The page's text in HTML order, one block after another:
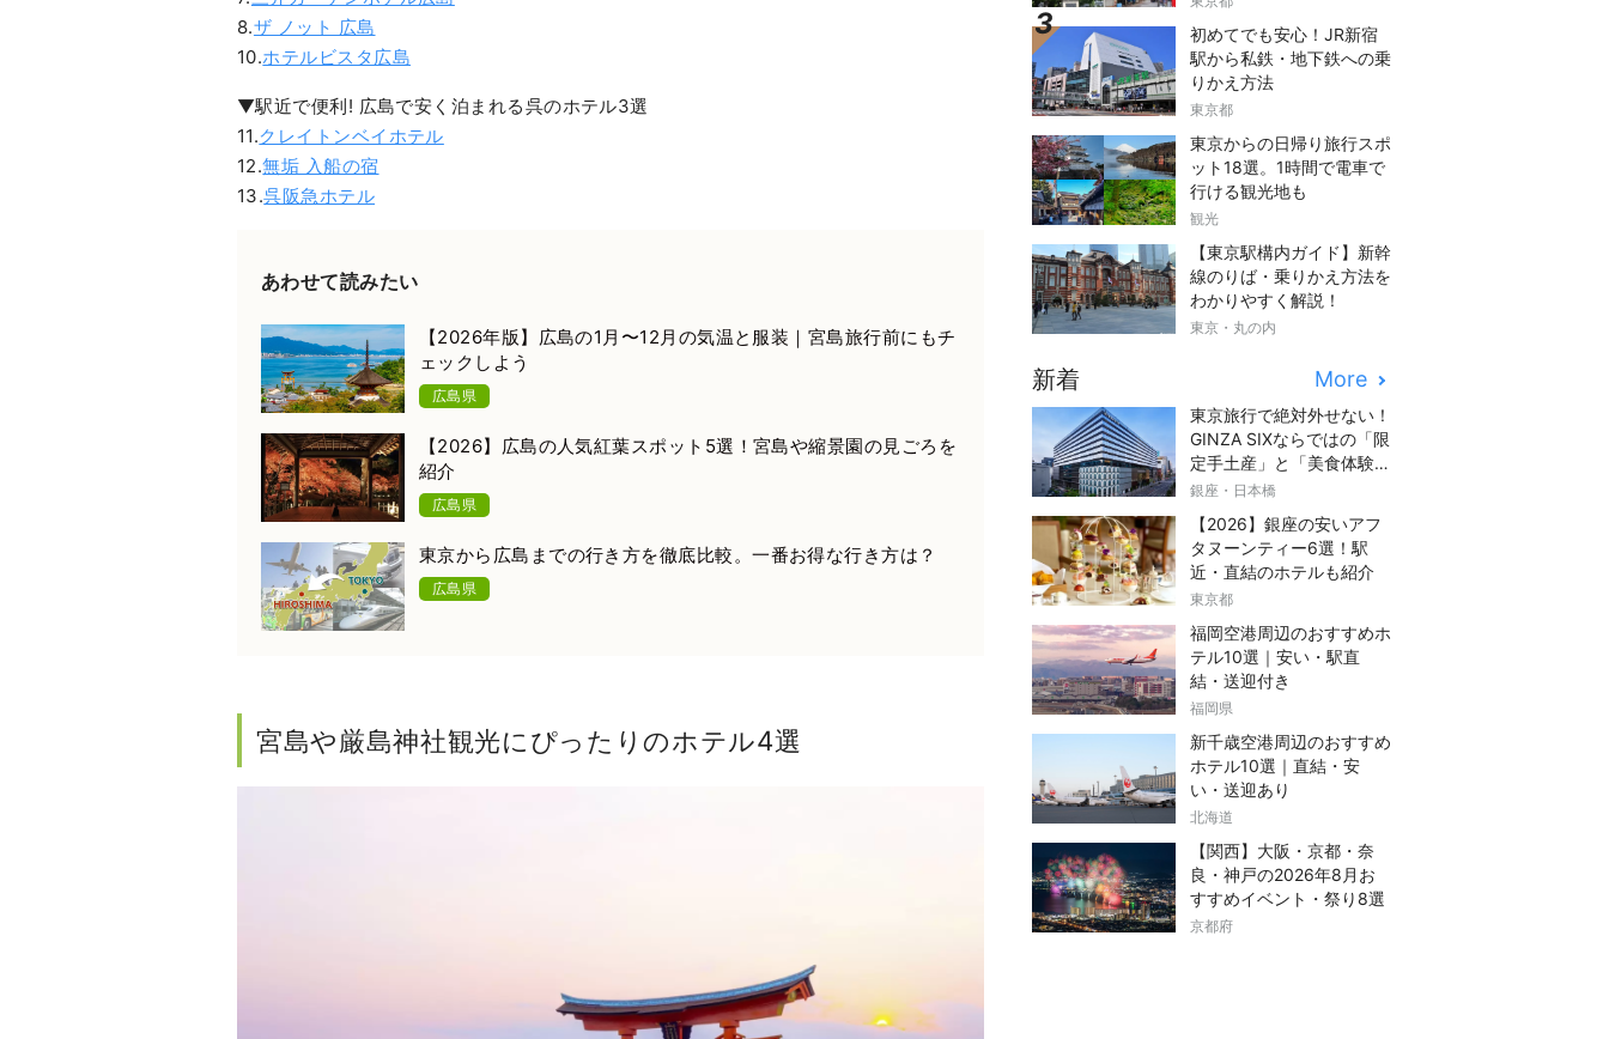
8.ザ ノット 広島
10.ホテルビスタ広島
▼駅近で便利! 広島で安く泊まれる呉のホテル3選
11.クレイトンベイホテル
12.無垢 入船の宿
13.呉阪急ホテル
あわせて読みたい
【2026年版】広島の1月〜12月の気温と服装｜宮島旅行前にもチ
ェックしよう
広島県
【2026】広島の人気紅葉スポット5選！宮島や縮景園の見ごろを
紹介
広島県
東京から広島までの行き方を徹底比較。一番お得な行き方は？
広島県
宮島や厳島神社観光にぴったりのホテル4選
初めてでも安心！JR新宿
駅から私鉄・地下鉄への乗
りかえ方法
東京都
東京からの日帰り旅行スポ
ット18選。1時間で電車で
行ける観光地も
観光
【東京駅構内ガイド】新幹
線のりば・乗りかえ方法を
わかりやすく解説！
東京・丸の内
新着 More
東京旅行で絶対外せない！
GINZA SIXならではの「限
定手土産」と「美食体験」
完全ガイド
銀座・日本橋
【2026】銀座の安いアフ
タヌーンティー6選！駅
近・直結のホテルも紹介
東京都
福岡空港周辺のおすすめホ
テル10選｜安い・駅直
結・送迎付き
福岡県
新千歳空港周辺のおすすめ
ホテル10選｜直結・安
い・送迎あり
北海道
【関西】大阪・京都・奈
良・神戸の2026年8月お
すすめイベント・祭り8選
京都府